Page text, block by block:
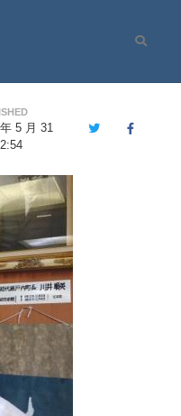
Site
5 月 31
TwitterFacebook